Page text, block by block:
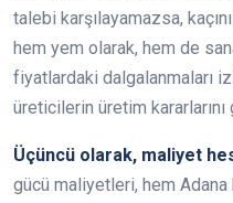
talebi karşılayamazsa,
hem yem olarak, hem de
fiyatlardaki dalgalanmaları
üreticilerin üretim
Üçüncü olarak, maliyet
gücü maliyetleri, hem